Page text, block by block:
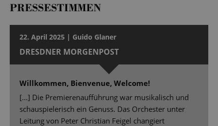
PRESSESTIMMEN
22. April 2025 | Guido Glaner
DRESDNER MORGENPOST
Willkommen, Bienvenue, Welcome!
[...] Die Premierenaufführung war musikalisch und
schauspielerisch ein Genuss. Das Orchester unter
Leitung von Peter Christian Feigel changiert